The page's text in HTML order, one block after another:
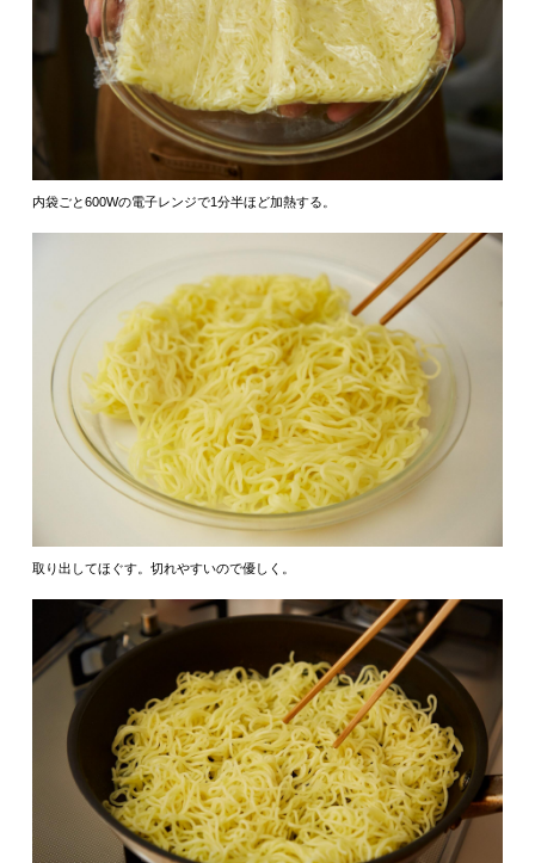
内袋ごと600Wの電子レンジで1分半ほど加熱する。
取り出してほぐす。切れやすいので優しく。